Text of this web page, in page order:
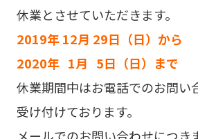
休業とさせていただきます。
2019年 12月 29日（日）から
2020年 1月 5日（日）まで
休業期間中はお電話でのお問い
受け付けております。
メールでのお問い合わせにつき